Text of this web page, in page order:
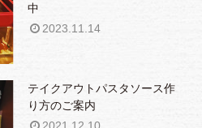
中
2023.11.14
テイクアウトパスタソース作
り方のご案内
2021.12.10